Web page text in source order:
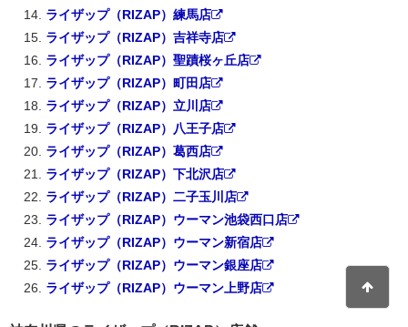
ライザップ（RIZAP）練馬店
ライザップ（RIZAP）吉祥寺店
ライザップ（RIZAP）聖蹟桜ヶ丘店
ライザップ（RIZAP）町田店
ライザップ（RIZAP）立川店
ライザップ（RIZAP）八王子店
ライザップ（RIZAP）葛西店
ライザップ（RIZAP）下北沢店
ライザップ（RIZAP）二子玉川店
ライザップ（RIZAP）ウーマン池袋西口店
ライザップ（RIZAP）ウーマン新宿店
ライザップ（RIZAP）ウーマン銀座店
ライザップ（RIZAP）ウーマン上野店